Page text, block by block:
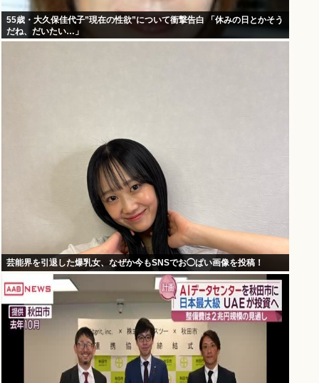
55歳・大久保佳代子”現在の性欲”について衝撃告白 「休みの日とかそう
だね、だいたい…」
芸能界を引退した爆乳女、なぜか今もSNSでお◯ぱい画像を投稿！